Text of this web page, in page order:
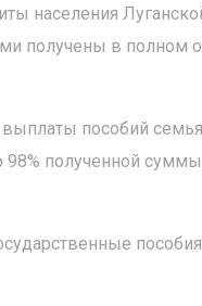
населения
получены в полном
выплаты пособий
полученной